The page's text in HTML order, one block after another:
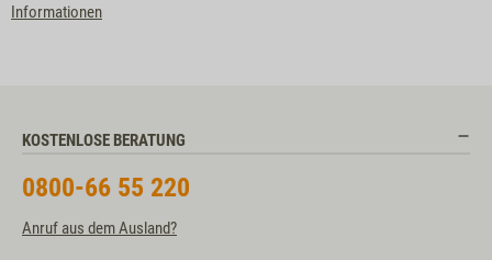
Informationen
KOSTENLOSE BERATUNG
0800-66 55 220
Anruf aus dem Ausland?